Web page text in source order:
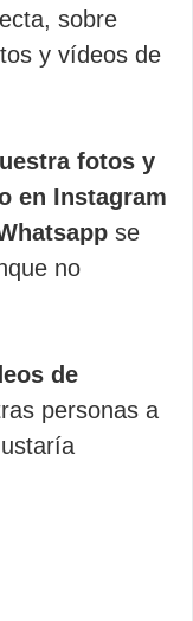
sobre
y vídeos de
fotos y
en Instagram
se
no
de
personas a